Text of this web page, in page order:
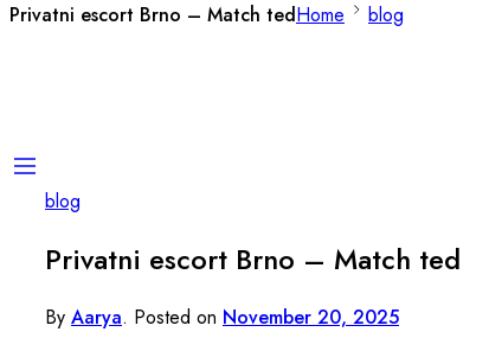
Privatni escort Brno – Match tedHome blog
blog
Privatni escort Brno – Match ted
By Aarya. Posted on November 20, 2025